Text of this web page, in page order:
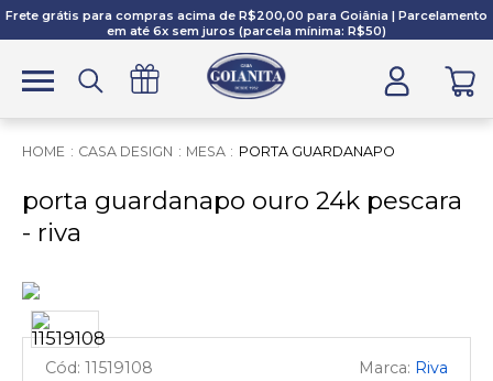
Frete grátis para compras acima de R$200,00 para Goiânia | Parcelamento
em até 6x sem juros (parcela mínima: R$50)
CASA DESIGN MESA PORTA GUARDANAPO
porta guardanapo ouro 24k pescara
- riva
11519108 Riva